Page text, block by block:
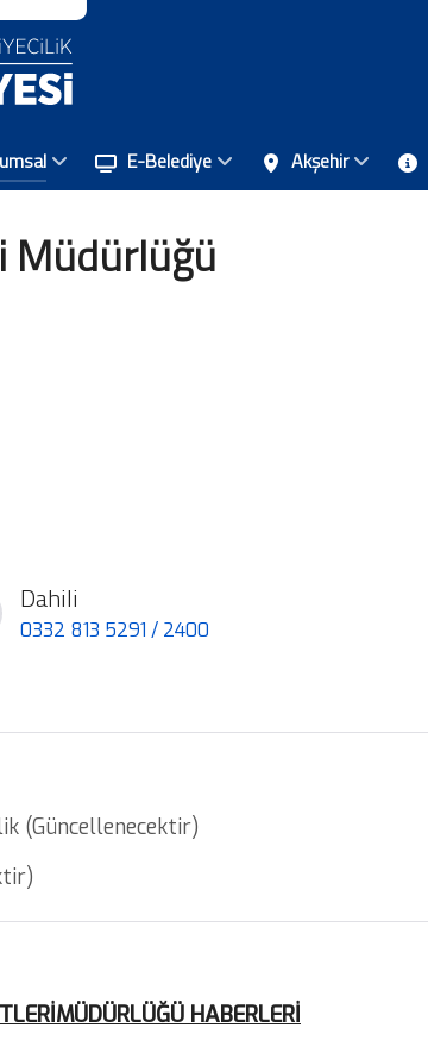
E-Belediye Akşehir
Müdürlüğü
Dahili
0332 813 5291 / 2400
(Güncellenecektir)
MÜDÜRLÜĞÜ HABERLERİ